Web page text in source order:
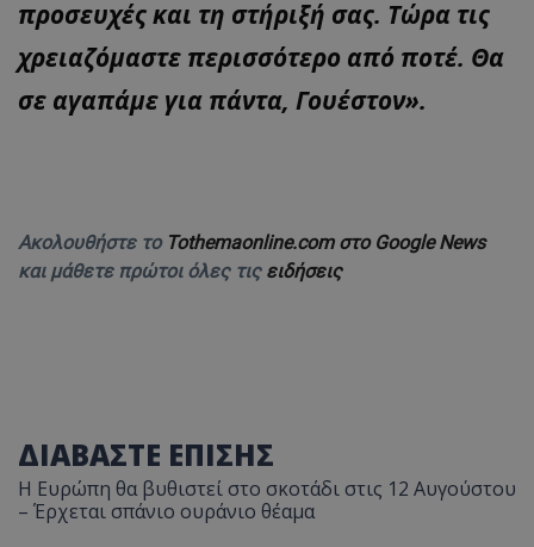
προσευχές και τη στήριξή σας. Τώρα τις
χρειαζόμαστε περισσότερο από ποτέ. Θα
σε αγαπάμε για πάντα, Γουέστον».
Ακολουθήστε το Tothemaonline.com στο Google News
και μάθετε πρώτοι όλες τις ειδήσεις
ΔΙΑΒΑΣΤΕ ΕΠΙΣΗΣ
Η Ευρώπη θα βυθιστεί στο σκοτάδι στις 12 Αυγούστου
– Έρχεται σπάνιο ουράνιο θέαμα